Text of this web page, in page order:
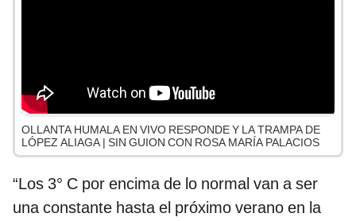
OLLANTA HUMALA EN VIVO RESPONDE Y LA TRAMPA DE
LÓPEZ ALIAGA | SIN GUION CON ROSA MARÍA PALACIOS
“Los 3° C por encima de lo normal van a ser
una constante hasta el próximo verano en la